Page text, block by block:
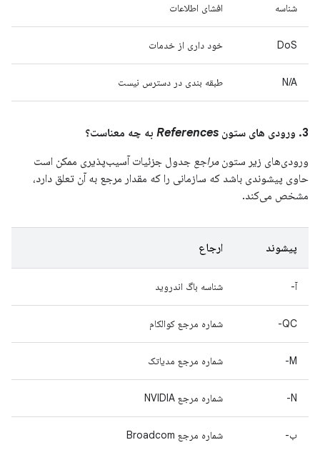
شناسه افشای اطلاعات
DoS خود داری از خدمات
N/A طبقه بندی در دسترس نیست
3. ورودی های ستون References به چه معناست؟
ورودی‌های زیر ستون مراجع جدول جزئیات آسیب‌پذیری ممکن است
حاوی پیشوندی باشد که سازمانی را که مقدار مرجع به آن تعلق دارد،
مشخص می‌کند.
پیشوند ارجاع
آ- شناسه باگ اندروید
QC- شماره مرجع کوالکام
M- شماره مرجع مدیاتک
N- شماره مرجع NVIDIA
ب- شماره مرجع Broadcom